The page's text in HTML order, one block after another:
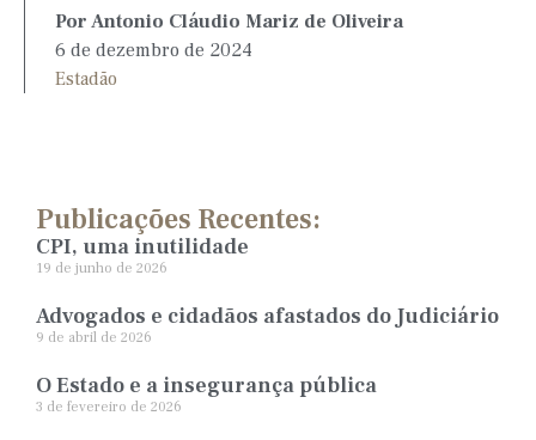
Por Antonio Cláudio Mariz de Oliveira
6 de dezembro de 2024
Estadão
Publicações Recentes:
CPI, uma inutilidade
19 de junho de 2026
Advogados e cidadãos afastados do Judiciário
9 de abril de 2026
O Estado e a insegurança pública
3 de fevereiro de 2026